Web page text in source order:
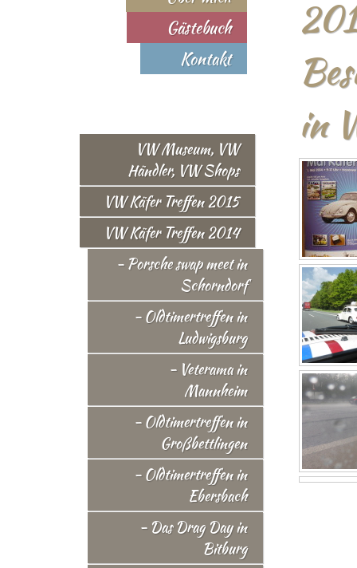
Gästebuch
Kontakt
VW Museum, VW
Händler, VW Shops
VW Käfer Treffen 2015
VW Käfer Treffen 2014
- Porsche swap meet in
Schorndorf
- Oldtimertreffen in
Ludwigsburg
- Veterama in
Mannheim
- Oldtimertreffen in
Großbettlingen
- Oldtimertreffen in
Ebersbach
- Das Drag Day in
Bitburg
in